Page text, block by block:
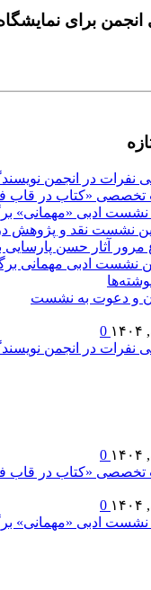
نفرات در انجمن
«کتاب در قاب
نشست ادبی «مهمانی»
نشست نقد و پژوهش در
آثار حسن پارسایی
نشست ادبی مهمانی
و دعوت به نشست
نفرات در انجمن
«کتاب در قاب
نشست ادبی «مهمانی»